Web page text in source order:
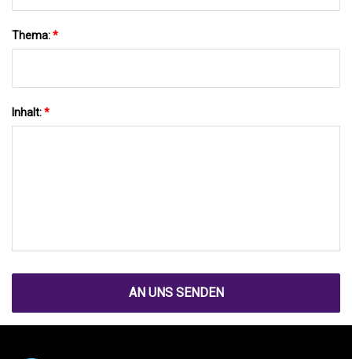
Thema:*
Inhalt:*
AN UNS SENDEN